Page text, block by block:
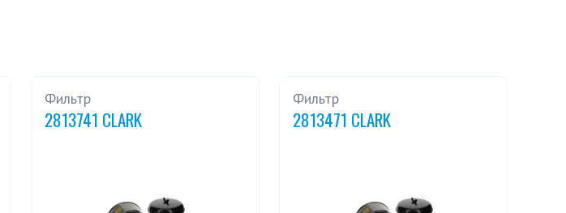
Фильтр
2813741 CLARK
Фильтр
2813471 CLARK